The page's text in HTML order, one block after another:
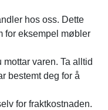
hos oss. Dette
for eksempel møbler
varen. Ta alltid
bestemt deg for å
for fraktkostnaden.